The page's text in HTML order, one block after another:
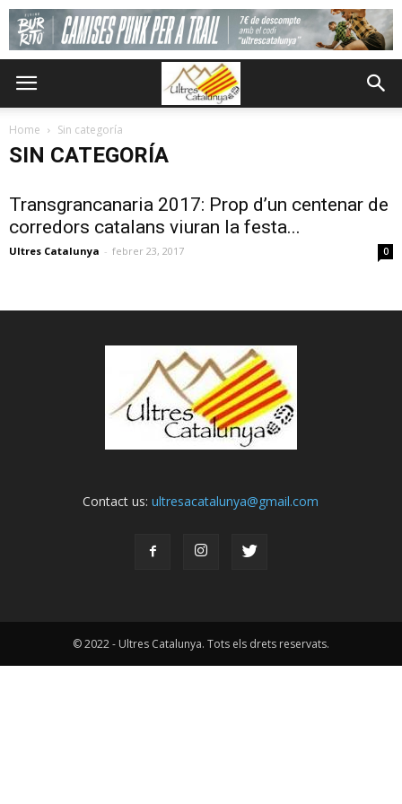
Home Sin categoría
SIN CATEGORÍA
Transgrancanaria 2017: Prop d’un centenar de
corredors catalans viuran la festa...
Ultres Catalunya - febrer 23, 2017 0
Contact us:ultresacatalunya@gmail.com
© 2022 - Ultres Catalunya. Tots els drets reservats.